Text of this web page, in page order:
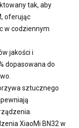
tak, aby
oferując
w codziennym
jakości i
dopasowana do
sztucznego
XiaoMi BN32 w